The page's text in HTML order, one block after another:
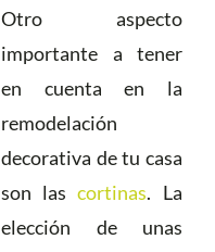
Otro aspecto
importante a tener
en cuenta en la
remodelación
decorativa de tu casa
son las cortinas. La
elección de unas